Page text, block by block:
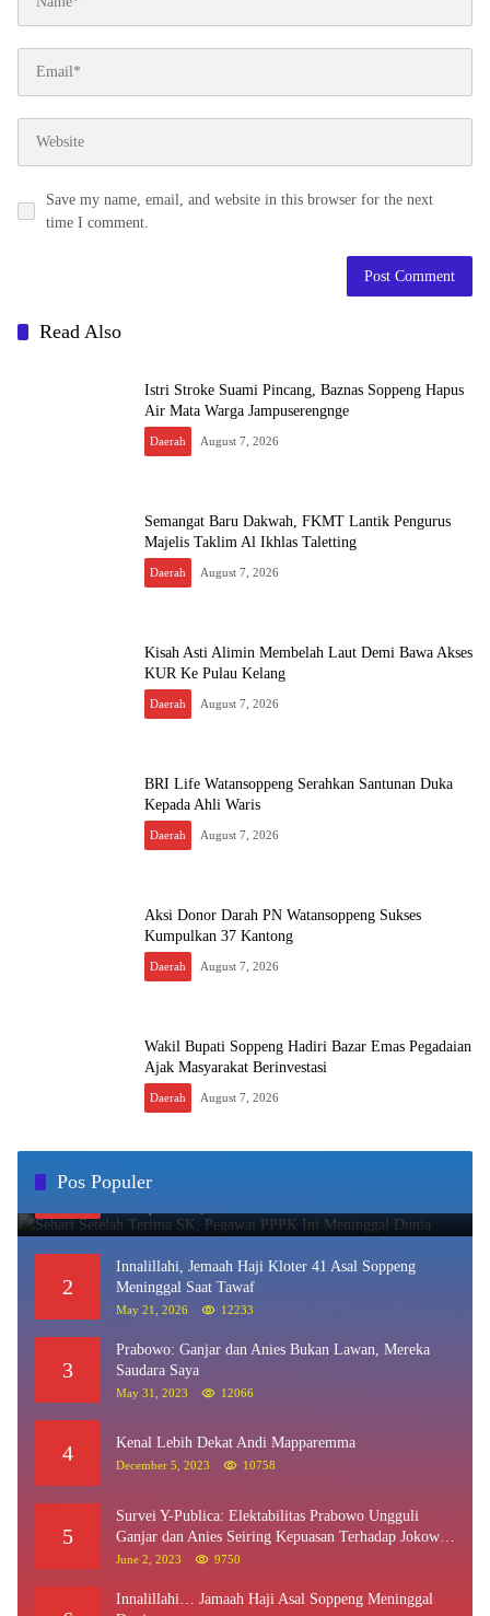
Save my name, email, and website in this browser for the next
time I comment.
Read Also
Istri Stroke Suami Pincang, Baznas Soppeng Hapus
Air Mata Warga Jampuserengnge
Daerah August 7, 2026
Semangat Baru Dakwah, FKMT Lantik Pengurus
Majelis Taklim Al Ikhlas Taletting
Daerah August 7, 2026
Kisah Asti Alimin Membelah Laut Demi Bawa Akses
KUR Ke Pulau Kelang
Daerah August 7, 2026
BRI Life Watansoppeng Serahkan Santunan Duka
Kepada Ahli Waris
Daerah August 7, 2026
Aksi Donor Darah PN Watansoppeng Sukses
Kumpulkan 37 Kantong
Daerah August 7, 2026
Wakil Bupati Soppeng Hadiri Bazar Emas Pegadaian
Ajak Masyarakat Berinvestasi
Daerah August 7, 2026
Pos Populer
1
Meninggal Dunia
2
Innalillahi, Jemaah Haji Kloter 41 Asal Soppeng
Meninggal Saat Tawaf
May 21, 2026 12233
3
Prabowo: Ganjar dan Anies Bukan Lawan, Mereka
Saudara Saya
May 31, 2023 12066
4 Kenal Lebih Dekat Andi Mapparemma
December 5, 2023 10758
5
Survei Y-Publica: Elektabilitas Prabowo Ungguli
Ganjar dan Anies Seiring Kepuasan Terhadap Jokowi
Naik
June 2, 2023 9750
Innalillahi… Jamaah Haji Asal Soppeng Meninggal